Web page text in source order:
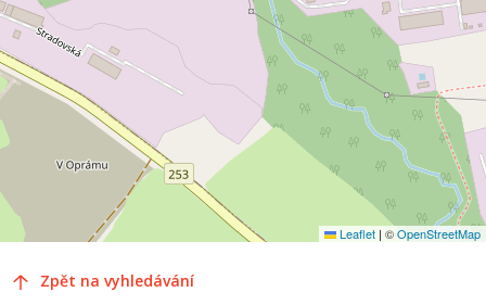
Leaflet | ©OpenStreetMap
Zpět na vyhledávání